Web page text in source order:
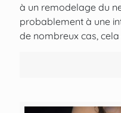
à un remodelage du
probablement à une
de nombreux cas,